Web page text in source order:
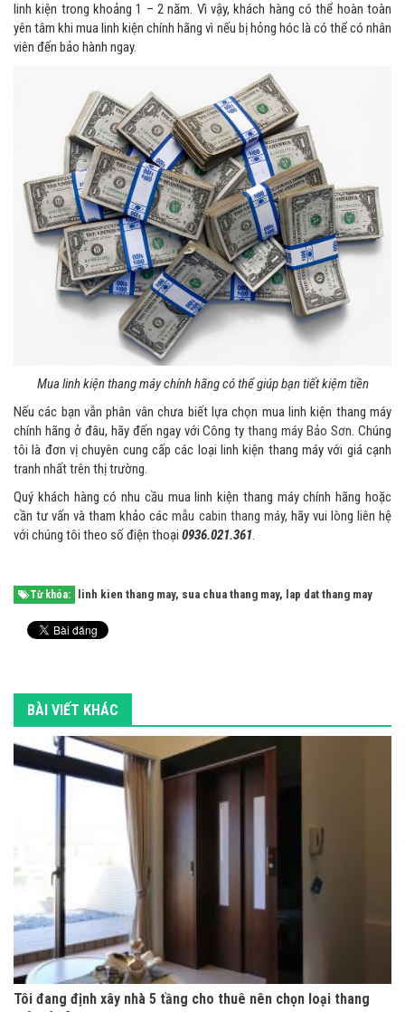
linh kiện trong khoảng 1 – 2 năm. Vì vậy, khách hàng có thể hoàn toàn
yên tâm khi mua linh kiện chính hãng vì nếu bị hỏng hóc là có thể có nhân
viên đến bảo hành ngay.
Mua linh kiện thang máy chính hãng có thể giúp bạn tiết kiệm tiền
Nếu các bạn vẫn phân vân chưa biết lựa chọn mua linh kiện thang máy
chính hãng ở đâu, hãy đến ngay với Công tythang máy Bảo Sơn. Chúng
tôi là đơn vị chuyên cung cấp các loại linh kiện thang máy với giá cạnh
tranh nhất trên thị trường.
Quý khách hàng có nhu cầu mua linh kiện thang máy chính hãng hoặc
cần tư vấn và tham khảo cácmẫu cabin thang máy, hãy vui lòng liên hệ
với chúng tôi theo số điện thoại 0936.021.361.
Từ khóa: linh kien thang may, sua chua thang may, lap dat thang may
BÀI VIẾT KHÁC
Tôi đang định xây nhà 5 tầng cho thuê nên chọn loại thang